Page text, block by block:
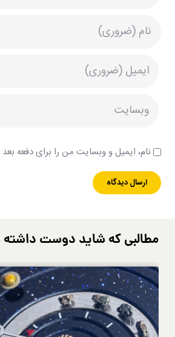
نام، ایمیل و وبسایت من را برای دفعه بعد
مطالبی که شاید دوست داشته